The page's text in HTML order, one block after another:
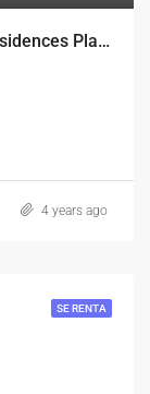
Hermoso apt.en San Marino Beach Residences Playa Dorada
4 years ago
SE RENTA